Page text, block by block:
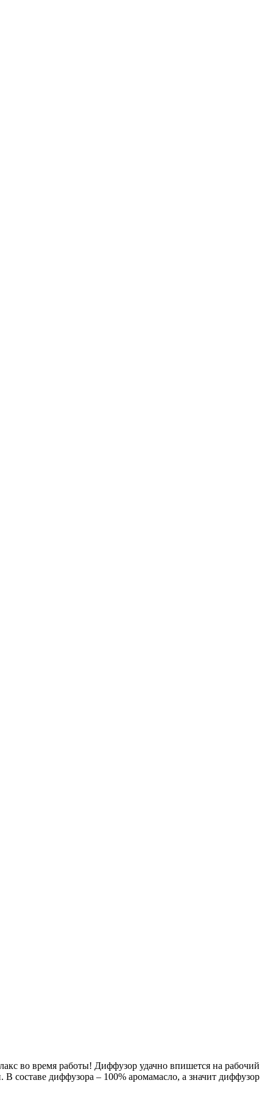
во время работы! Диффузор удачно впишется на рабочий
составе диффузора – 100% аромамасло, а значит диффузор